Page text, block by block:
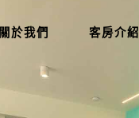
關於我們 客房介紹